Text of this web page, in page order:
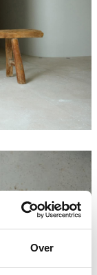
Over